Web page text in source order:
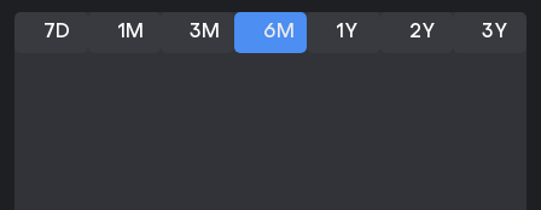
7D 1M 3M 6M 1Y 2Y 3Y